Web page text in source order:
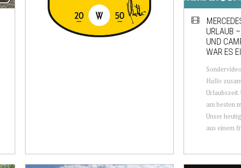
URLAUB
UND
WAR ES
Hallo
Urlaubszeit.
am besten
Unser
aus einem